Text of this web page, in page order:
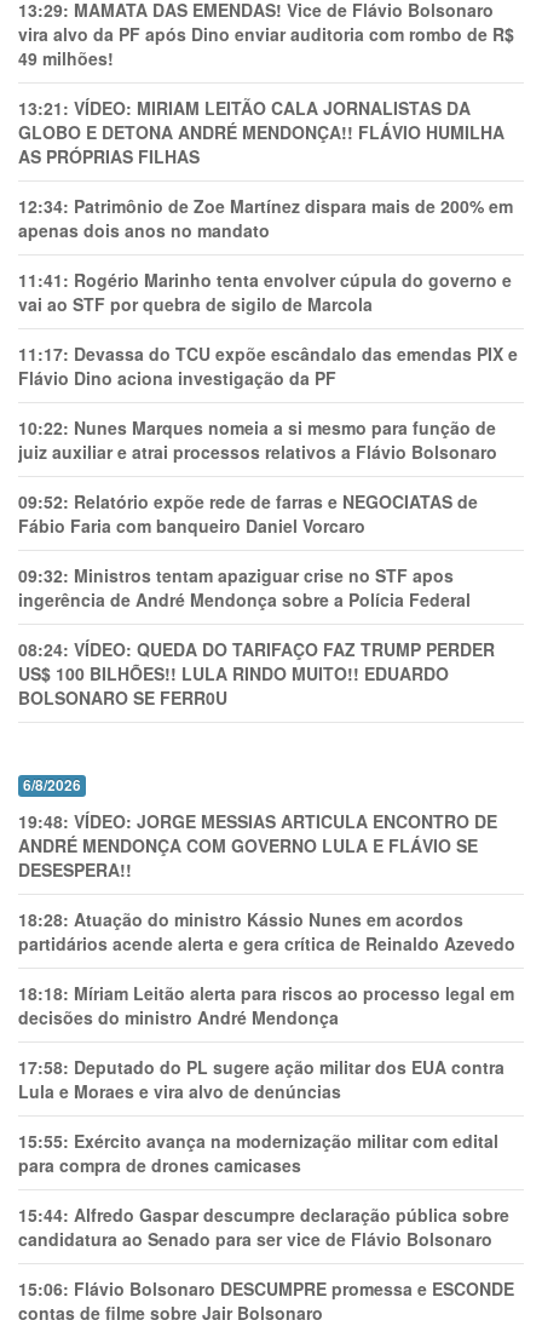
13:29: MAMATA DAS EMENDAS! Vice de Flávio Bolsonaro
vira alvo da PF após Dino enviar auditoria com rombo de R$
49 milhões!
13:21: VÍDEO: MIRIAM LEITÃO CALA JORNALISTAS DA
GLOBO E DETONA ANDRÉ MENDONÇA!! FLÁVIO HUMILHA
AS PRÓPRIAS FILHAS
12:34: Patrimônio de Zoe Martínez dispara mais de 200% em
apenas dois anos no mandato
11:41: Rogério Marinho tenta envolver cúpula do governo e
vai ao STF por quebra de sigilo de Marcola
11:17: Devassa do TCU expõe escândalo das emendas PIX e
Flávio Dino aciona investigação da PF
10:22: Nunes Marques nomeia a si mesmo para função de
juiz auxiliar e atrai processos relativos a Flávio Bolsonaro
09:52: Relatório expõe rede de farras e NEGOCIATAS de
Fábio Faria com banqueiro Daniel Vorcaro
09:32: Ministros tentam apaziguar crise no STF apos
ingerência de André Mendonça sobre a Polícia Federal
08:24: VÍDEO: QUEDA DO TARIFAÇO FAZ TRUMP PERDER
US$ 100 BILHÕES!! LULA RINDO MUITO!! EDUARDO
BOLSONARO SE FERR0U
6/8/2026
19:48: VÍDEO: JORGE MESSIAS ARTICULA ENCONTRO DE
ANDRÉ MENDONÇA COM GOVERNO LULA E FLÁVIO SE
DESESPERA!!
18:28: Atuação do ministro Kássio Nunes em acordos
partidários acende alerta e gera crítica de Reinaldo Azevedo
18:18: Míriam Leitão alerta para riscos ao processo legal em
decisões do ministro André Mendonça
17:58: Deputado do PL sugere ação militar dos EUA contra
Lula e Moraes e vira alvo de denúncias
15:55: Exército avança na modernização militar com edital
para compra de drones camicases
15:44: Alfredo Gaspar descumpre declaração pública sobre
candidatura ao Senado para ser vice de Flávio Bolsonaro
15:06: Flávio Bolsonaro DESCUMPRE promessa e ESCONDE
contas de filme sobre Jair Bolsonaro